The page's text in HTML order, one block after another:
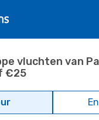
vluchten van
€25